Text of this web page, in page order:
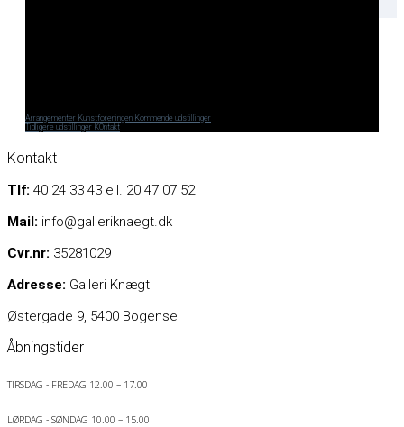
Arrangementer Kunstforeningen Kommende udstillinger
Tidligere udstillinger KOntakt
Kontakt
Tlf: 40 24 33 43 ell. 20 47 07 52
Mail: info@galleriknaegt.dk
Cvr.nr: 35281029
Adresse: Galleri Knægt
Østergade 9, 5400 Bogense
Åbningstider
TIRSDAG - FREDAG 12.00 – 17.00
LØRDAG - SØNDAG 10.00 – 15.00